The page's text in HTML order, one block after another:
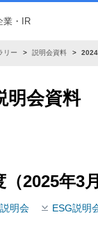
業・IR
リー 説明会資料
明会資料
2025年3月
明会 ESG説明